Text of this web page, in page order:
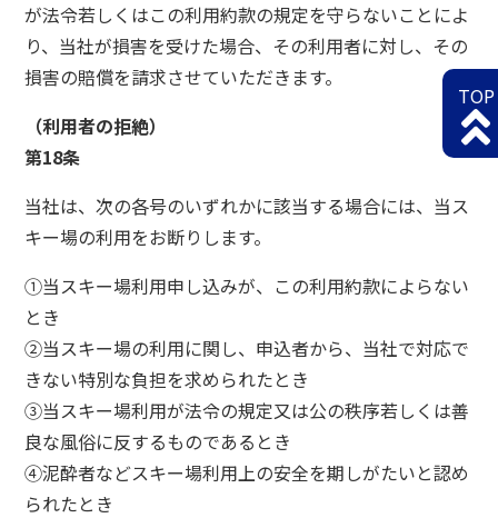
が法令若しくはこの利用約款の規定を守らないことによ
り、当社が損害を受けた場合、その利用者に対し、その
損害の賠償を請求させていただきます。
（利用者の拒絶）
第18条
当社は、次の各号のいずれかに該当する場合には、当ス
キー場の利用をお断りします。
①当スキー場利用申し込みが、この利用約款によらない
とき
②当スキー場の利用に関し、申込者から、当社で対応で
きない特別な負担を求められたとき
③当スキー場利用が法令の規定又は公の秩序若しくは善
良な風俗に反するものであるとき
④泥酔者などスキー場利用上の安全を期しがたいと認め
られたとき
TOP